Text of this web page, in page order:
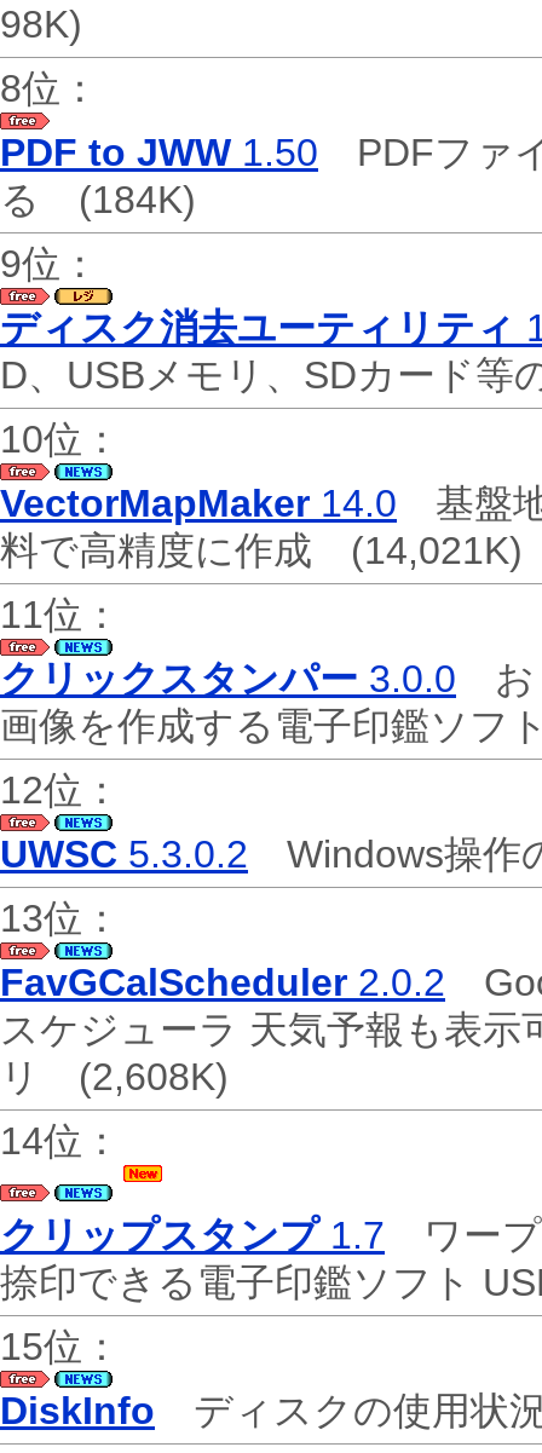
98K)
8位：
PDF to JWW 1.50 PDFファ
る (184K)
9位：
ディスク消去ユーティリティ
D、USBメモリ、SDカード
10位：
VectorMapMaker 14.0 基盤
料で高精度に作成 (14,021K)
11位：
クリックスタンパー 3.0.0 お
画像を作成する電子印鑑ソ
12位：
UWSC 5.3.0.2 Windows操
13位：
FavGCalScheduler 2.0.2
スケジューラ 天気予報も表
リ (2,608K)
14位：
クリップスタンプ1.7 ワープ
捺印できる電子印鑑ソフト
15位：
DiskInfo ディスクの使用状